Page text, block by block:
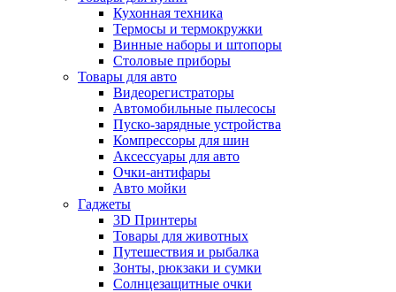
Кухонная техника
Термосы и термокружки
Винные наборы и штопоры
Столовые приборы
Товары для авто
Видеорегистраторы
Автомобильные пылесосы
Пуско-зарядные устройства
Компрессоры для шин
Аксессуары для авто
Очки-антифары
Авто мойки
Гаджеты
3D Принтеры
Товары для животных
Путешествия и рыбалка
Зонты, рюкзаки и сумки
Солнцезащитные очки